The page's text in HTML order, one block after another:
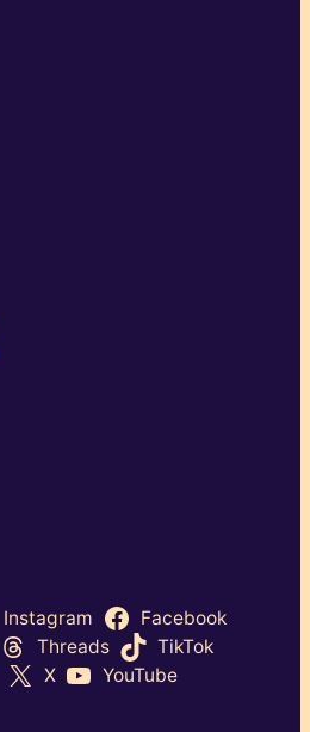
Instagram
Facebook
Threads
TikTok
X YouTube